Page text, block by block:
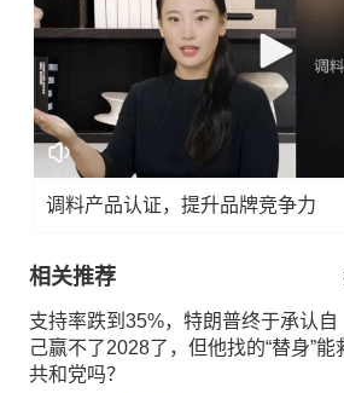
调料产品认证，提升品牌竞争力
相关推荐
支持率跌到35%，特朗普终于承认自
己赢不了2028了，但他找的“替身”能
共和党吗？